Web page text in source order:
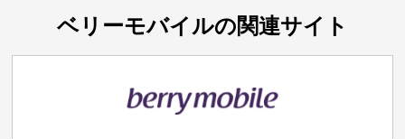
ベリーモバイルの関連サイト